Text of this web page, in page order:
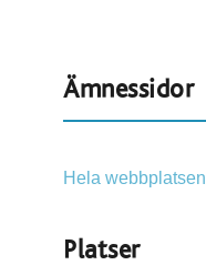
Ämnessidor
Hela webbplatsen
Platser